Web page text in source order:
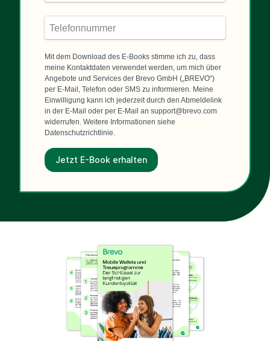
Mit dem Download des E-Books stimme ich zu, dass
meine Kontaktdaten verwendet werden, um mich über
Angebote und Services der Brevo GmbH („BREVO“)
per E-Mail, Telefon oder SMS zu informieren. Meine
Einwilligung kann ich jederzeit durch den Abmeldelink
in der E-Mail oder per E-Mail an support@brevo.com
widerrufen. Weitere Informationen siehe
Datenschutzrichtlinie.
Jetzt E-Book erhalten